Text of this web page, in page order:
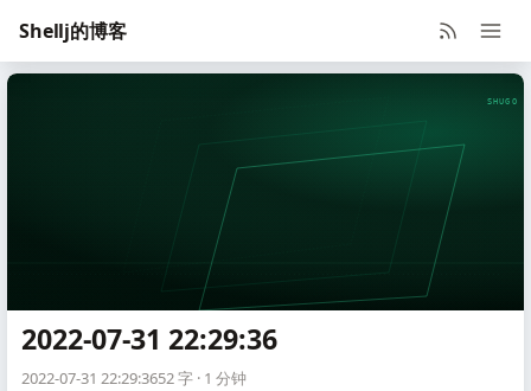
Shellj的博客
SHUGO
2022-07-31 22:29:36
2022-07-31 22:29:3652 字 · 1 分钟